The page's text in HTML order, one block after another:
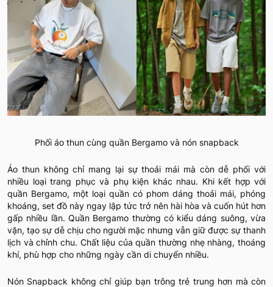
Phối áo thun cùng quần Bergamo và nón snapback
Áo thun không chỉ mang lại sự thoải mái mà còn dễ phối với
nhiều loại trang phục và phụ kiện khác nhau. Khi kết hợp với
quần Bergamo, một loại quần có phom dáng thoải mái, phóng
khoáng, set đồ này ngay lập tức trở nên hài hòa và cuốn hút hơn
gấp nhiều lần. Quần Bergamo thường có kiểu dáng suông, vừa
vặn, tạo sự dễ chịu cho người mặc nhưng vẫn giữ được sự thanh
lịch và chỉnh chu. Chất liệu của quần thường nhẹ nhàng, thoáng
khí, phù hợp cho những ngày cần di chuyển nhiều.
Nón Snapback không chỉ giúp bạn trông trẻ trung hơn mà còn